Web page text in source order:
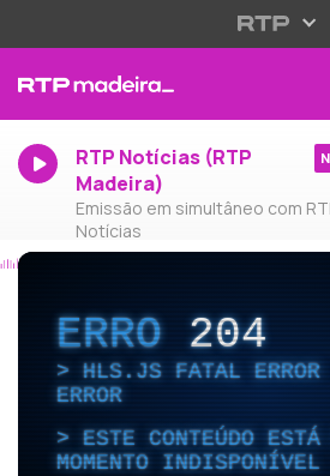
RTP Notícias (RTP
Madeira)
Emissão em simultâneo com
Notícias
ERRO204
HLS.JS FATAL ERROR
ERROR
ESTE CONTEÚDO ESTÁ
MOMENTO INDISPONÍVEL